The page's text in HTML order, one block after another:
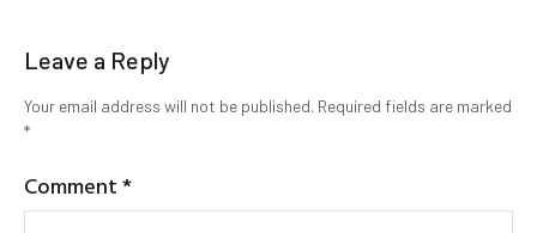
Leave a Reply
Your email address will not be published. Required fields are marked
*
Comment*